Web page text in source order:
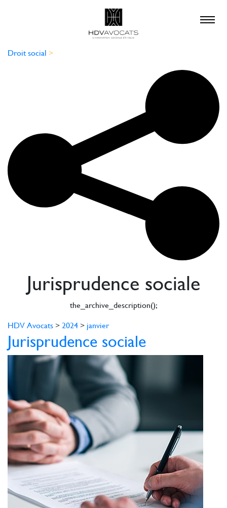
×
QUE RECHERCHEZ-
Droit social >
Jurisprudence sociale
the_archive_description();
HDV Avocats > 2024 > janvier
Jurisprudence sociale